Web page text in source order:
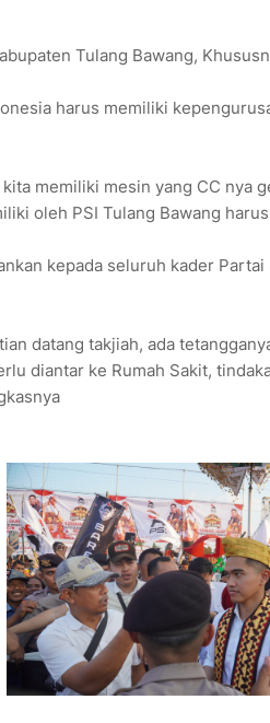
Tulang Bawang,
harus memiliki
memiliki mesin yang CC nya
oleh PSI Tulang Bawang
kepada seluruh kader
datang takjiah, ada
diantar ke Rumah Sakit,